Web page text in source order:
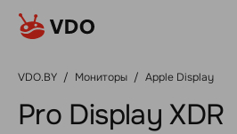
VDO.BY / Мониторы / Apple Display
Pro Display XDR